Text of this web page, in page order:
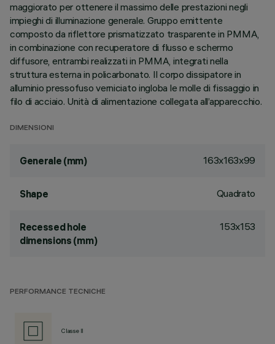
maggiorato per ottenere il massimo delle prestazioni negli
impieghi di illuminazione generale. Gruppo emittente
composto da riflettore prismatizzato trasparente in PMMA,
in combinazione con recuperatore di flusso e schermo
diffusore, entrambi realizzati in PMMA, integrati nella
struttura esterna in policarbonato. Il corpo dissipatore in
alluminio pressofuso verniciato ingloba le molle di fissaggio in
filo di acciaio. Unità di alimentazione collegata all’apparecchio.
DIMENSIONI
Generale (mm) 163x163x99
Shape Quadrato
Recessed hole
dimensions (mm)
153x153
PERFORMANCE TECNICHE
Classe II